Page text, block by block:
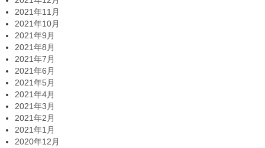
2021年11月
2021年10月
2021年9月
2021年8月
2021年7月
2021年6月
2021年5月
2021年4月
2021年3月
2021年2月
2021年1月
2020年12月